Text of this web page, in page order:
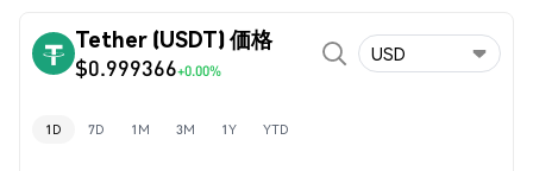
Tether (USDT) 価格
$0.999366+0.00%
USD
1D 7D 1M 3M 1Y YTD